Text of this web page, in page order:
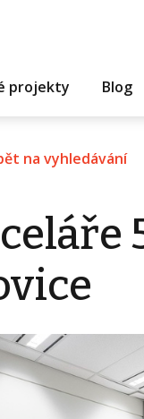
projekty Blog
na vyhledávání